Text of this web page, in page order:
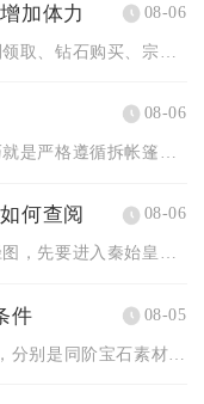
加体力 08-06
08-06
何查阅 08-06
想要查阅长生劫秦始皇陵雕字石块路径图，先要进入秦始皇陵整体地...
件 08-05